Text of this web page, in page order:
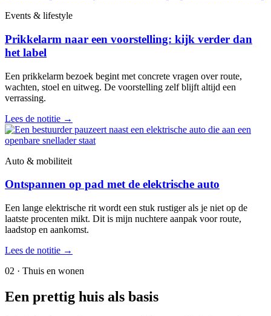
Events & lifestyle
Prikkelarm naar een voorstelling: kijk verder dan
het label
Een prikkelarm bezoek begint met concrete vragen over route,
wachten, stoel en uitweg. De voorstelling zelf blijft altijd een
verrassing.
Lees de notitie →
Auto & mobiliteit
Ontspannen op pad met de elektrische auto
Een lange elektrische rit wordt een stuk rustiger als je niet op de
laatste procenten mikt. Dit is mijn nuchtere aanpak voor route,
laadstop en aankomst.
Lees de notitie →
02 · Thuis en wonen
Een prettig huis als basis